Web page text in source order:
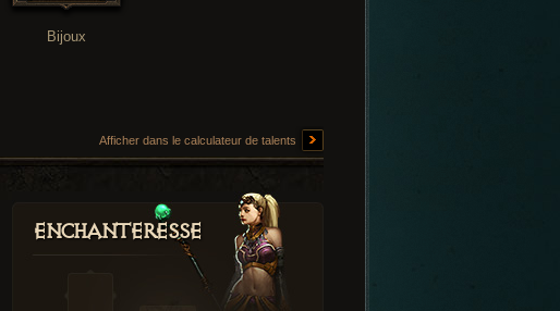
Bijoux
Afficher dans le calculateur de talents
Enchanteresse